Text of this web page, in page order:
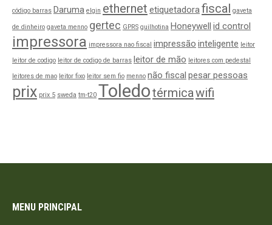
código barras Daruma elgin ethernet etiquetadorafiscal gaveta
de dinheiro gaveta menno gertec GPRS guilhotina Honeywell id control
impressora impressora nao fiscal impressão inteligente leitor
leitor de codigo leitor de codigo de barras leitor de mão leitores com pedestal
leitores de mao leitor fixo leitor sem fio menno não fiscal pesar pessoas
prix prix 5 sweda tm-t20 Toledotérmicawifi
MENU PRINCIPAL